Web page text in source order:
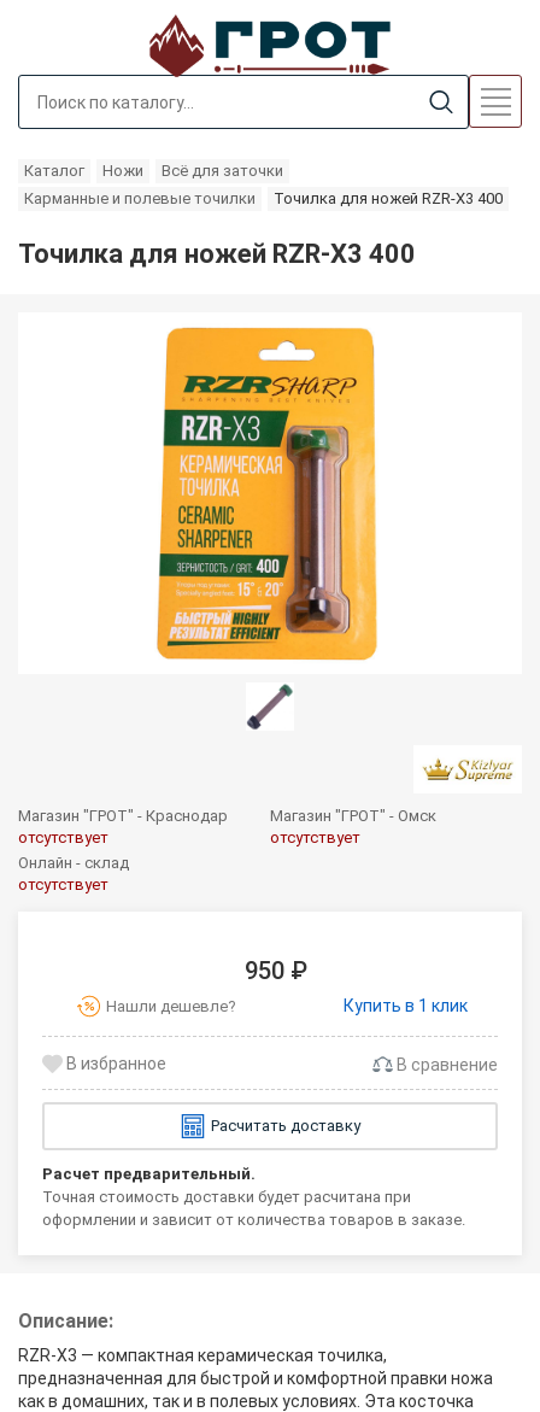
Каталог Ножи
Всё для заточки
Карманные и полевые точилки
Точилка для ножей RZR-X3 400
Точилка для ножей RZR-X3 400
Магазин "ГРОТ" - Краснодар
отсутствует
Магазин "ГРОТ" - Омск
отсутствует
Онлайн - склад
отсутствует
950 ₽
Нашли дешевле? Купить в 1 клик
В сравнение
Расчитать доставку
Расчет предварительный.
Точная стоимость доставки будет расчитана при
оформлении и зависит от количества товаров в заказе.
Описание:
RZR-X3 — компактная керамическая точилка,
предназначенная для быстрой и комфортной правки ножа
как в домашних, так и в полевых условиях. Эта косточка